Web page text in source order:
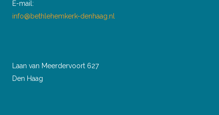
E-mail:
info@bethlehemkerk-denhaag.nl
Laan van Meerdervoort 627
Den Haag